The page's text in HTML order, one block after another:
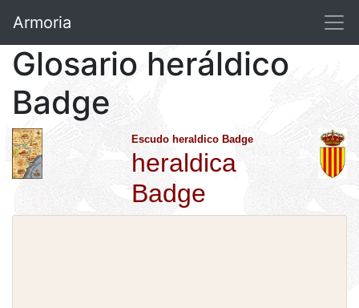
Armoria
Glosario heráldico
Badge
Escudo heraldico Badge
heraldica
Badge